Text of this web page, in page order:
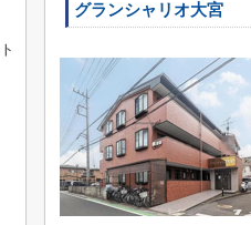
グランシャリオ大宮